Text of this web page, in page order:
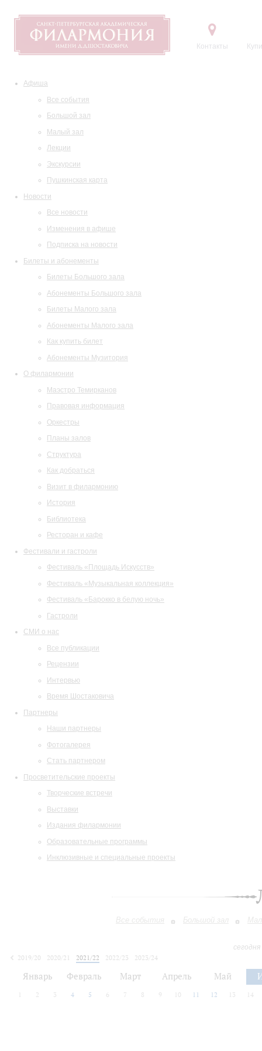
Контакты
Афиша
Все события
Большой зал
Малый зал
Лекции
Экскурсии
Пушкинская карта
Новости
Все новости
Изменения в афише
Подписка на новости
Билеты и абонементы
Билеты Большого зала
Абонементы Большого зала
Билеты Малого зала
Абонементы Малого зала
Как купить билет
Абонементы Музитория
О филармонии
Маэстро Темирканов
Правовая информация
Оркестры
Планы залов
Структура
Как добраться
Визит в филармонию
История
Библиотека
Ресторан и кафе
Фестивали и гастроли
Фестиваль «Площадь Искусств»
Фестиваль «Музыкальная коллекция»
Фестиваль «Барокко в белую ночь»
Гастроли
СМИ о нас
Все публикации
Рецензии
Интервью
Время Шостаковича
Партнеры
Наши партнеры
Фотогалерея
Стать партнером
Просветительские проекты
Творческие встречи
Выставки
Издания филармонии
Образовательные программы
Инклюзивные и специальные проекты
Все события Большой зал
2019/20
2020/21 2021/22 2022/23
2023/24
Январь Февраль Март Апрель Май
2 3 4 5 6 7 8 9 10 11 12 13 14